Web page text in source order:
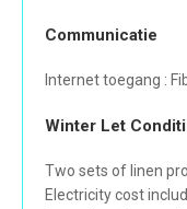
Communicatie
Internet toegang :
Winter Let
Two sets of linen
Electricity cost